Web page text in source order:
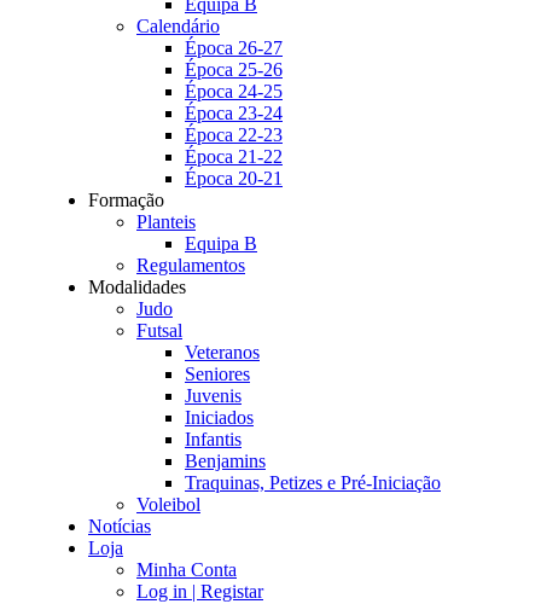
Equipa B
Calendário
Época 26-27
Época 25-26
Época 24-25
Época 23-24
Época 22-23
Época 21-22
Época 20-21
Formação
Planteis
Equipa B
Regulamentos
Modalidades
Judo
Futsal
Veteranos
Seniores
Juvenis
Iniciados
Infantis
Benjamins
Traquinas, Petizes e Pré-Iniciação
Voleibol
Notícias
Loja
Minha Conta
Log in | Registar